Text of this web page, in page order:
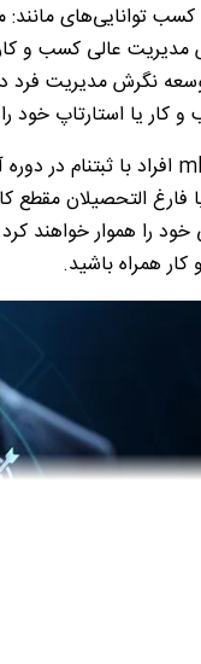
توانایی‌های مانند:
مدیریت عالی کسب و
توسعه نگرش مدیریت
و‌ کار یا استارتاپ
افراد با ثبتنام در
‌التحصیلان مقطع
را هموار خواهند
همراه باشید.